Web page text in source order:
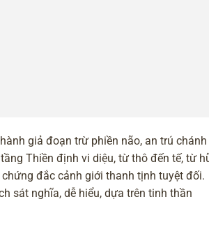
giả đoạn trừ phiền não, an trú chánh
Thiền định vi diệu, từ thô đến tế, từ
đắc cảnh giới thanh tịnh tuyệt đối.
sát nghĩa, dễ hiểu, dựa trên tinh thần